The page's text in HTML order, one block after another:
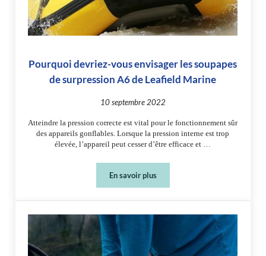
Pourquoi devriez-vous envisager les soupapes
de surpression A6 de Leafield Marine
10 septembre 2022
Atteindre la pression correcte est vital pour le fonctionnement sûr
des appareils gonflables. Lorsque la pression interne est trop
élevée, l’appareil peut cesser d’être efficace et …
En savoir plus
Pourquoi devriez-vous envisager les